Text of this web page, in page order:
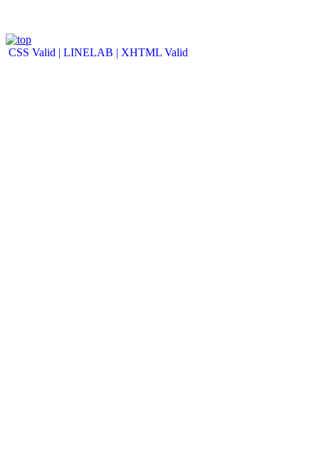
CSS Valid | LINELAB | XHTML Valid